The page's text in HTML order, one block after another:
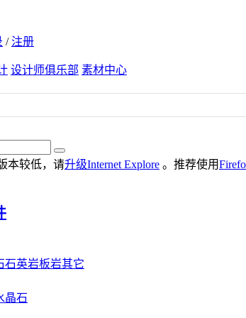
/注册
设计师俱乐部 素材中心
本较低，请升级Internet Explore 。推荐使用
石英岩板岩其它
晶石